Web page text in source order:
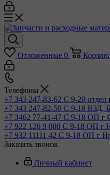
Отложенные 0
Телефоны
+7 343 247-83-62 С 9-20
+7 343 247-82-50 С 9-18 ВЗД,
+7 3462 77-41-47 С 9-18 ОП г
+7 922 126 9 000 С 9-18 ОП г
+7 932 11111 42 С 9-18 ОП г
Заказать звонок
Личный кабинет